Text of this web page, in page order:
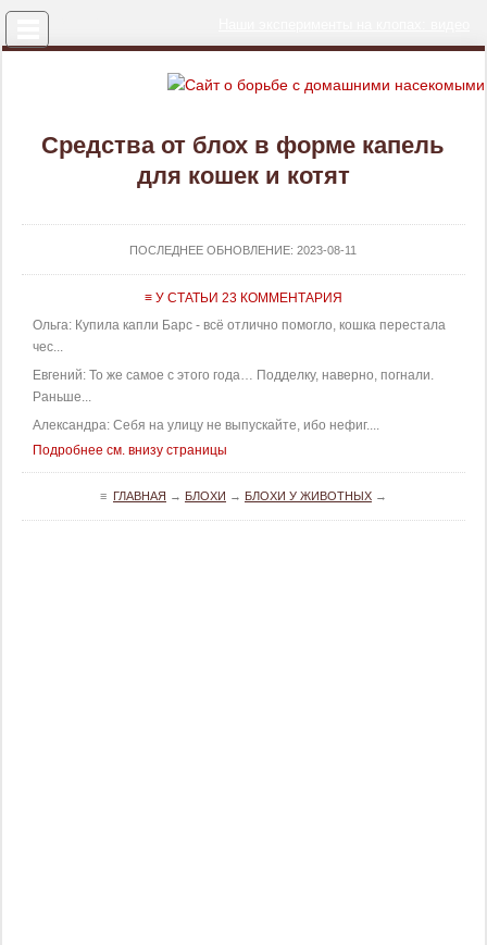
Средства от блох в форме капель
для кошек и котят
ПОСЛЕДНЕЕ ОБНОВЛЕНИЕ:2023-08-11
≡ У СТАТЬИ 23 КОММЕНТАРИЯ
Ольга: Купила капли Барс - всё отлично помогло, кошка перестала
чес...
Евгений: То же самое с этого года… Подделку, наверно, погнали.
Раньше...
Александра: Себя на улицу не выпускайте, ибо нефиг....
Подробнее см. внизу страницы
≡ ГЛАВНАЯ → БЛОХИ → БЛОХИ У ЖИВОТНЫХ→